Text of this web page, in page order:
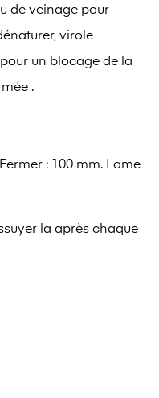
de veinage pour
virole
un blocage de la
.
: 100 mm. Lame
la après chaque